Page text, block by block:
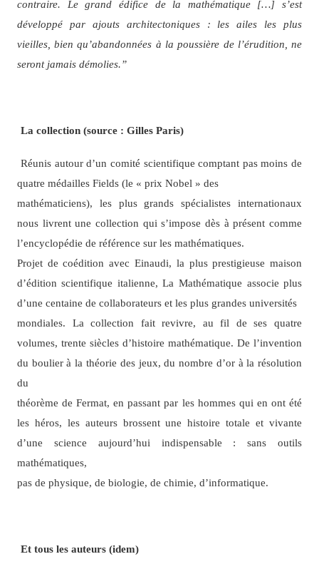
contraire. Le grand édifice de la mathématique […] s’est
développé par ajouts architectoniques : les ailes les plus
vieilles, bien qu’abandonnées à la poussière de l’érudition, ne
seront jamais démolies.”
La collection (source : Gilles Paris)
Réunis autour d’un comité scientifique comptant pas moins de
quatre médailles Fields (le « prix Nobel » des
mathématiciens), les plus grands spécialistes internationaux
nous livrent une collection qui s’impose dès à présent comme
l’encyclopédie de référence sur les mathématiques.
Projet de coédition avec Einaudi, la plus prestigieuse maison
d’édition scientifique italienne, La Mathématique associe plus
d’une centaine de collaborateurs et les plus grandes universités
mondiales. La collection fait revivre, au fil de ses quatre
volumes, trente siècles d’histoire mathématique. De l’invention
du boulier à la théorie des jeux, du nombre d’or à la résolution
du
théorème de Fermat, en passant par les hommes qui en ont été
les héros, les auteurs brossent une histoire totale et vivante
d’une science aujourd’hui indispensable : sans outils
mathématiques,
pas de physique, de biologie, de chimie, d’informatique.
Et tous les auteurs (idem)